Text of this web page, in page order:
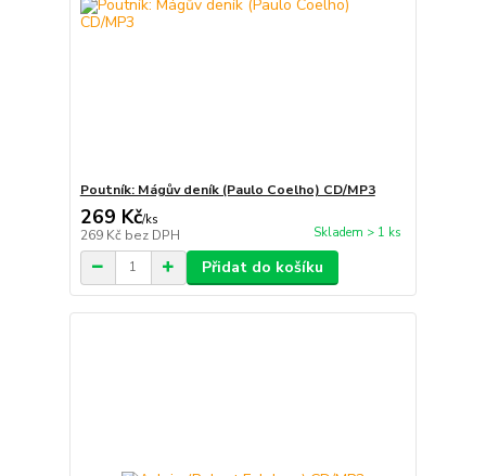
Poutník: Mágův deník (Paulo Coelho) CD/MP3
269 Kč/ks
269 Kč bez DPH Skladem > 1 ks
Přidat do košíku